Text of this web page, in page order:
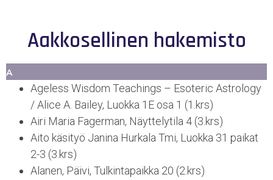
Aakkosellinen hakemisto
A
Ageless Wisdom Teachings – Esoteric Astrology
/ Alice A. Bailey, Luokka 1E osa 1 (1.krs)
Airi Maria Fagerman, Näyttelytila 4 (3.krs)
Aito käsityö Janina Hurkala Tmi, Luokka 31 paikat
2-3 (3.krs)
Alanen, Päivi, Tulkintapaikka 20 (2.krs)